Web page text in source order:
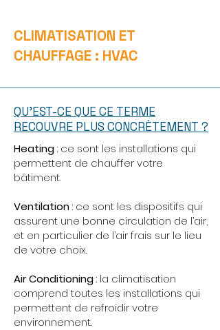
CLIMATISATION ET
CHAUFFAGE : HVAC
QU’EST-CE QUE CE TERME
RECOUVRE PLUS CONCRÈTEMENT ?
Heating: ce sont les installations qui
permettent de chauffer votre
bâtiment.
Ventilation: ce sont les dispositifs qui
assurent une bonne circulation de l’air,
et en particulier de l’air frais sur le lieu
de votre choix.
Air Conditioning: la climatisation
comprend toutes les installations qui
permettent de refroidir votre
environnement.